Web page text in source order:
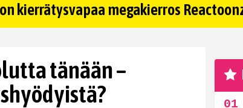
kierrätysvapaa megakierros
tänään –